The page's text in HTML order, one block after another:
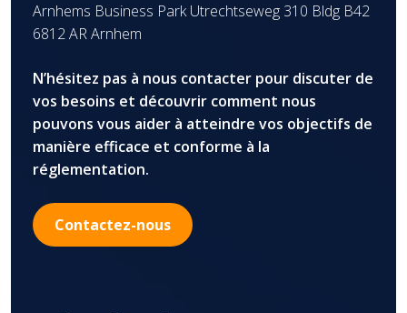
Arnhems Business Park Utrechtseweg 310 Bldg B42
6812 AR Arnhem
N’hésitez pas à nous contacter pour discuter de
vos besoins et découvrir comment nous
pouvons vous aider à atteindre vos objectifs de
manière efficace et conforme à la
réglementation.
Contactez-nous